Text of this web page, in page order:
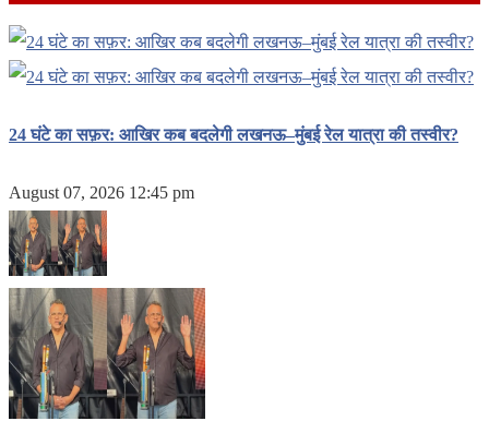
24 घंटे का सफ़र: आखिर कब बदलेगी लखनऊ–मुंबई रेल यात्रा की तस्वीर?
August 07, 2026 12:45 pm